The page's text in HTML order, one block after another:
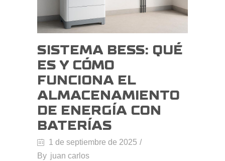
SISTEMA BESS: QUÉ
ES Y CÓMO
FUNCIONA EL
ALMACENAMIENTO
DE ENERGÍA CON
BATERÍAS
1 de septiembre de 2025
By juan carlos